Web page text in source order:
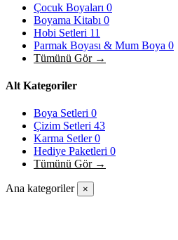
Çocuk Boyaları 0
Boyama Kitabı 0
Hobi Setleri 11
Parmak Boyası & Mum Boya 0
Tümünü Gör →
Alt Kategoriler
Boya Setleri 0
Çizim Setleri 43
Karma Setler0
Hediye Paketleri 0
Tümünü Gör →
Ana kategoriler ×